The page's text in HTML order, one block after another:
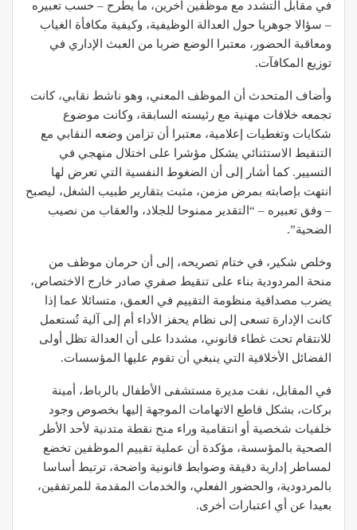
في مقابل التشدد مع موظفين آخرين، ما يطرح – حسب تعبيره
– سؤالا جوهريا حول العدالة الوظيفية، وكيفية مكافأة الغياب
ومعاقبة الحضور، معتبرا الوضع ضربا من العبث الإداري في
توزيع المكافآت.
وأضاف المتحدث أن الموظف المعني، وهو ناشط نقابي، كانت
تجمعه خلافات مهنية مع رئيسته السابقة، وكانت موضوع
شكايات وتغطيات إعلامية، معتبرا أن تزامن وضعه النقابي مع
التنقيط الاستثنائي يشكل مؤشرا على اختلال منهجي في
التسيير. كما أشار إلى أن الضغوط النفسية التي تعرض لها
انتهت بإصابته بمرض مزمن، مثبت بتقارير طبيب الشغل، ليصبح
– وفق تعبيره – “التقدير ممنوحا للجلاد، والعقاب من نصيب
الضحية”.
وخلص شكير، في ختام تصريحه، إلى أن حرمان موظف من
منحة المردودية بناء على تنقيط صفري صادر خارج الاختصاص،
يضرب مصداقية منظومة التقييم في العمق، متسائلا عما إذا
كانت الإدارة تسعى إلى نظام يحفز الأداء أم إلى آلية تُستعمل
للانتقام تحت غطاء قانوني، مشددا على أن العدالة تظل أولى
الفضائل الأخلاقية التي ينبغي أن تقوم عليها المؤسسات.
في المقابل، نفت مديرة مستشفى الأطفال بالرباط، أمينة
بركات، بشكل قاطع الاتهامات الموجهة إليها بخصوص وجود
خلفيات شخصية أو انتقامية وراء منح نقطة متدنية لأحد الأطر
الصحية بالمؤسسة، مؤكدة أن عملية تقييم الموظفين تخضع
لمساطر إدارية دقيقة وضوابط قانونية واضحة، ترتبط أساسا
بالمردودية، والحضور الفعلي، والخدمات المقدمة للمرتفقين،
بعيدا عن أي اعتبارات أخرى.